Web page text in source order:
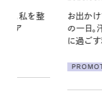
変わる、夏
ごきげん」
夏の髪
る【大人
1本で汗